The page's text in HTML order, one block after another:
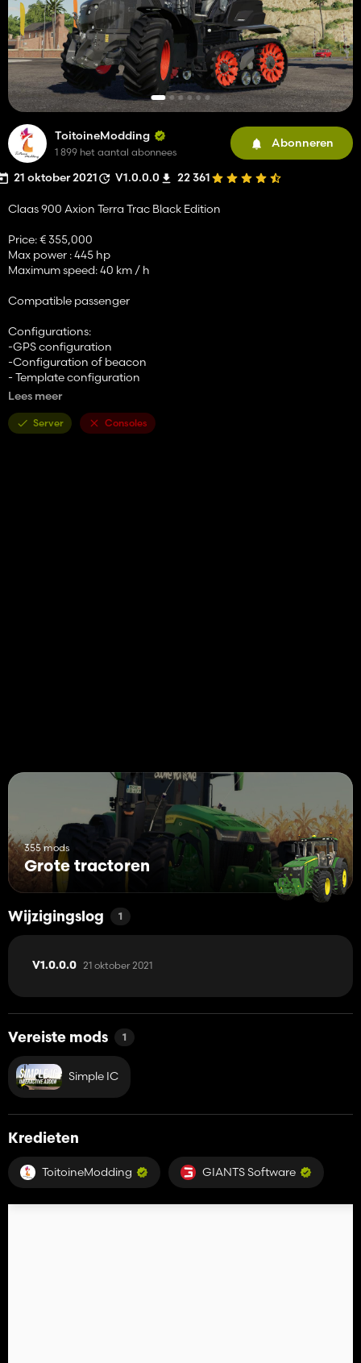
ToitoineModding
1 899 het aantal abonnees
Abonneren
21 oktober 2021 V1.0.0.0 22 361
Claas 900 Axion Terra Trac Black Edition
Price: € 355,000
Max power : 445 hp
Maximum speed: 40 km / h
Compatible passenger
Configurations:
-GPS configuration
-Configuration of beacon
- Template configuration
-Configuration of tires
Lees meer
Server Consoles
355 mods
Grote tractoren
Wijzigingslog 1
V1.0.0.0 21 oktober 2021
Vereiste mods 1
Simple IC
Kredieten
ToitoineModding GIANTS Software